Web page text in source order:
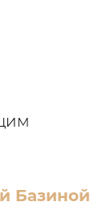
Базиной